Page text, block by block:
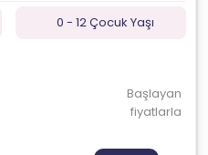
0 - 12 Çocuk Yaşı
Başlayan
fiyatlarla